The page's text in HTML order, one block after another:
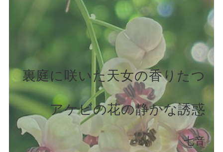
裏庭に咲いた天女の香りたつ
アケビの花の静かな誘惑
七音